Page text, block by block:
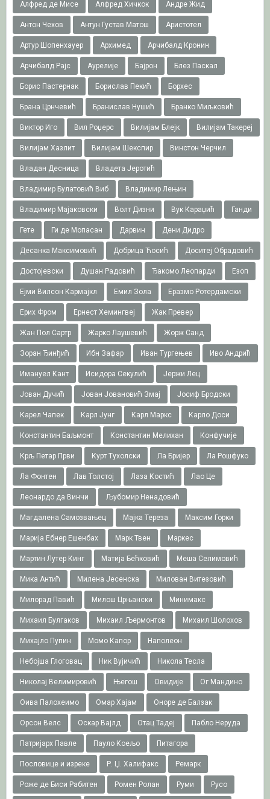
Алфред де Мисе Алфред Хичкок Андре Жид
Антон Чехов Антун Густав Матош Аристотел
Артур Шопенхауер Архимед Арчибалд Кронин
Арчибалд Рајс Аурелије Бајрон Блез Паскал
Борис Пастернак Борислав Пекић Борхес
Брана Црнчевић Бранислав Нушић Бранко Миљковић
Виктор Иго Вил Роџерс Вилијам Блејк Вилијам Такереj
Вилијам Хазлит Вилијам Шекспир Винстон Черчил
Владан Десница Владета Јеротић
Владимир Булатовић Виб Владимир Лењин
Владимир Мајаковски Волт Дизни Вук Караџић Ганди
Гете Ги де Мопасан Дарвин Дени Дидро
Десанка Максимовић Добрица Ћосић Доситеј Обрадовић
Достојевски Душан Радовић Ђакомо Леопарди Езоп
Ејми Вилсон Кармајкл Емил Зола Еразмо Ротердамски
Ерих Фром Ернест Хемингвеј Жак Превер
Жан Пол Сартр Жарко Лаушевић Жорж Санд
Зоран Ђинђић Ибн Зафар Иван Тургењев Иво Андрић
Имануел Кант Исидора Секулић Јержи Лец
Јован Дучић Јован Јовановић Змај Јосиф Бродски
Карел Чапек Карл Јунг Карл Маркс Карло Доси
Константин Баљмонт Константин Мелихан Конфучије
Крљ Петар Први Курт Тухолски Ла Бријер Ла Рошфуко
Ла Фонтен Лав Толстој Лаза Костић Лао Це
Леонардо да Винчи Љубомир Ненадовић
Магдалена Самозвањец Мајка Тереза Максим Горки
Марија Ебнер Ешенбах Марк Твен Маркес
Мартин Лутер Кинг Матија Бећковић Меша Селимовић
Мика Антић Милена Јесенска Милован Витезовић
Милорад Павић Милош Црњански Минимакс
Михаил Булгаков Михаил Љермонтов Михаил Шолохов
Михајло Пупин Момо Капор Наполеон
Небојша Глоговац Ник Вујичић Никола Тесла
Николај Велимировић Његош Овидије Ог Мандино
Оива Палохеимо Омар Хајам Оноре де Балзак
Орсон Велс Оскар Вајлд Отац Тадеј Пабло Неруда
Патријарх Павле Пауло Коељо Питагора
Пословице и изреке Р. Џ. Халифакс Ремарк
Роже де Биси Рабитен Ромен Ролан Руми Русо